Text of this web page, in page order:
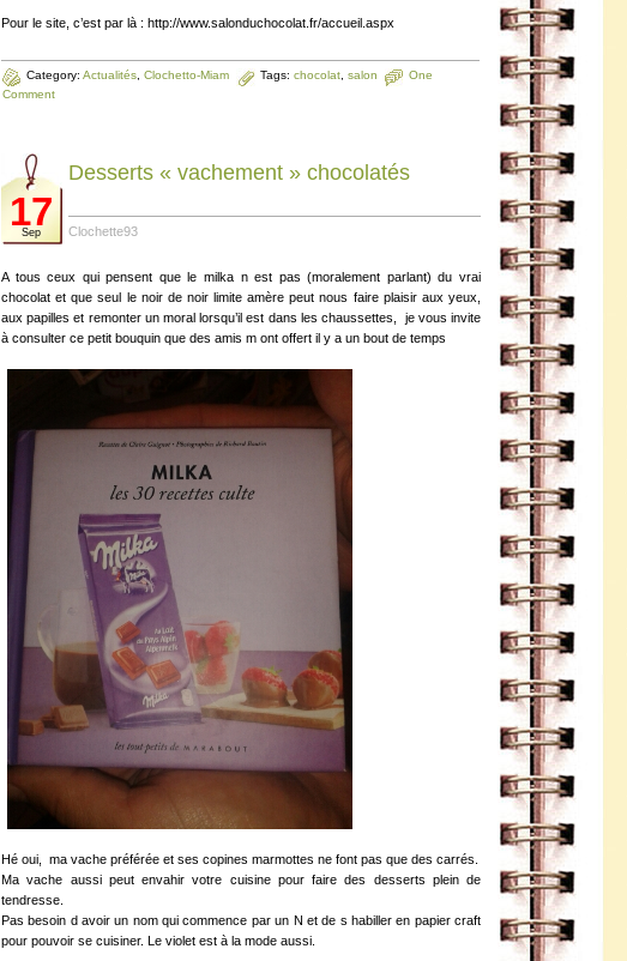
Pour le site, c’est par là : http://www.salonduchocolat.fr/accueil.aspx
Category: Actualités Clochetto-Miam Tags: chocolat salon
One
Comment
17
Sep
Desserts « vachement » chocolatés
Clochette93
A tous ceux qui pensent que le milka n est pas (moralement parlant) du vrai
chocolat et que seul le noir de noir limite amère peut nous faire plaisir aux yeux,
aux papilles et remonter un moral lorsqu’il est dans les chaussettes, je vous invite
à consulter ce petit bouquin que des amis m ont offert il y a un bout de temps
Hé oui, ma vache préférée et ses copines marmottes ne font pas que des carrés.
Ma vache aussi peut envahir votre cuisine pour faire des desserts plein de
tendresse.
Pas besoin d avoir un nom qui commence par un N et de s habiller en papier craft
pour pouvoir se cuisiner. Le violet est à la mode aussi.